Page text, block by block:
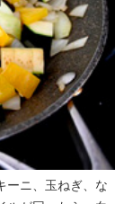
ーニ、玉ねぎ、な